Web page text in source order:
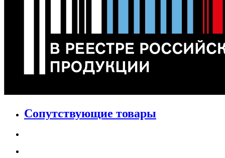
Сопутствующие товары